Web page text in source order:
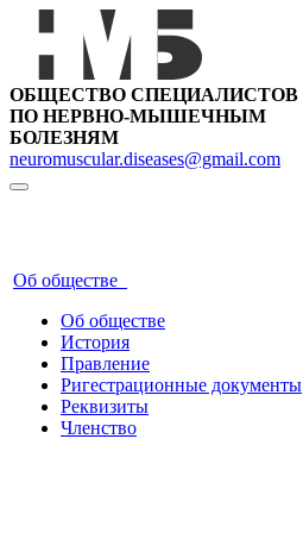
ОБЩЕСТВО СПЕЦИАЛИСТОВ
ПО НЕРВНО-МЫШЕЧНЫМ
БОЛЕЗНЯМ
neuromuscular.diseases@gmail.com
Об обществе
Об обществе
История
Правление
Ригестрационные документы
Реквизиты
Членство